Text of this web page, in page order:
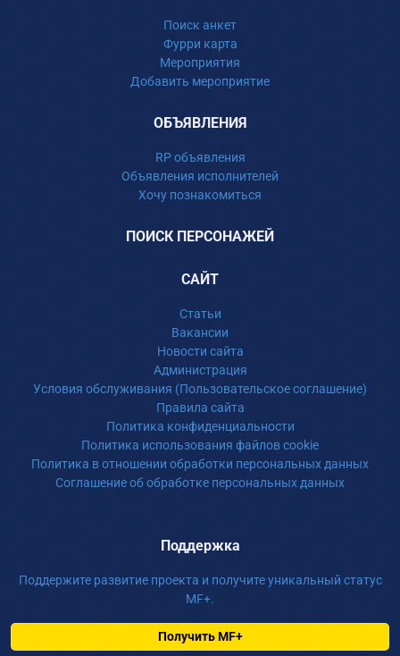
Поиск анкет
Фурри карта
Мероприятия
Добавить мероприятие
ОБЪЯВЛЕНИЯ
RP объявления
Объявления исполнителей
Хочу познакомиться
ПОИСК ПЕРСОНАЖЕЙ
САЙТ
Статьи
Вакансии
Новости сайта
Администрация
Условия обслуживания (Пользовательское соглашение)
Правила сайта
Политика конфиденциальности
Политика использования файлов cookie
Политика в отношении обработки персональных данных
Соглашение об обработке персональных данных
Поддержка
Поддержите развитие проекта и получите уникальный статус
MF+.
Получить MF+